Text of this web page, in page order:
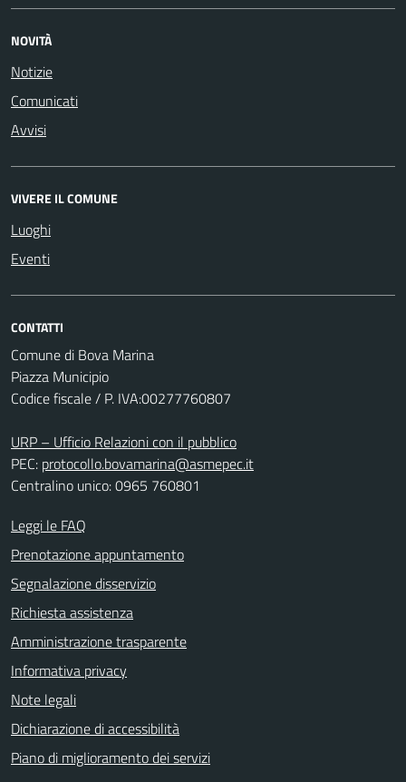
NOVITÀ
Notizie
Comunicati
Avvisi
VIVERE IL COMUNE
Luoghi
Eventi
CONTATTI
Comune di Bova Marina
Piazza Municipio
Codice fiscale / P. IVA:00277760807
URP – Ufficio Relazioni con il pubblico
PEC: protocollo.bovamarina@asmepec.it
Centralino unico: 0965 760801
Leggi le FAQ
Prenotazione appuntamento
Segnalazione disservizio
Richiesta assistenza
Amministrazione trasparente
Informativa privacy
Note legali
Dichiarazione di accessibilità
Piano di miglioramento dei servizi